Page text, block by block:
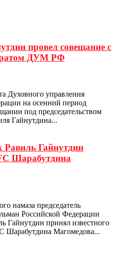
провел совещание с
ДУМ РФ
Духовного управления
на осенний период
под председательством
Гайнутдина...
Гайнутдин
Шарабутдина
намаза председатель
Российской Федерации
Гайнутдин принял известного
Шарабутдина Магомедова...